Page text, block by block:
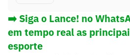
➡️ Siga o Lance! no
em tempo real as
esporte